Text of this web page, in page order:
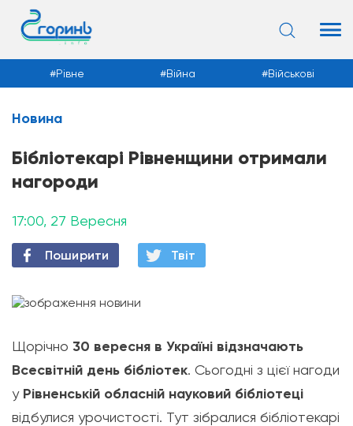
Новини
Рівне Війна Військові
Новина
Бібліотекарі Рівненщини отримали
нагороди
17:00, 27 Вересня
Поширити Твiт
Щорічно 30 вересня в Україні відзначають
Всесвітній день бібліотек. Сьогодні з цієї нагоди
у Рівненській обласній науковий бібліотеці
відбулися урочистості. Тут зібралися бібліотекарі